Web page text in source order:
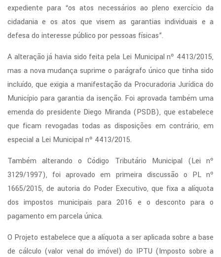
expediente para “os atos necessários ao pleno exercício da
cidadania e os atos que visem as garantias individuais e a
defesa do interesse público por pessoas físicas”.
A alteração já havia sido feita pela Lei Municipal nº 4413/2015,
mas a nova mudança suprime o parágrafo único que tinha sido
incluído, que exigia a manifestação da Procuradoria Jurídica do
Município para garantia da isenção. Foi aprovada também uma
emenda do presidente Diego Miranda (PSDB), que estabelece
que ficam revogadas todas as disposições em contrário, em
especial a Lei Municipal nº 4413/2015.
Também alterando o Código Tributário Municipal (Lei nº
3129/1997), foi aprovado em primeira discussão o PL nº
1665/2015, de autoria do Poder Executivo, que fixa a alíquota
dos impostos municipais para 2016 e o desconto para o
pagamento em parcela única.
O Projeto estabelece que a alíquota a ser aplicada sobre a base
de cálculo (valor venal do imóvel) do IPTU (Imposto sobre a